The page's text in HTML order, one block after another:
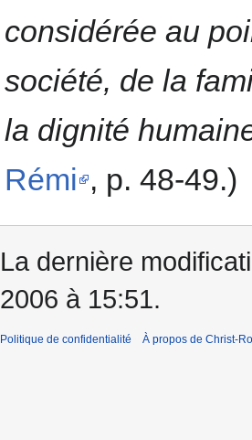
considérée au
société, de la
la dignité
Rémi , p. 48-49.)
La dernière
2006 à 15:51.
Politique de confidentialité À propos de Christ-